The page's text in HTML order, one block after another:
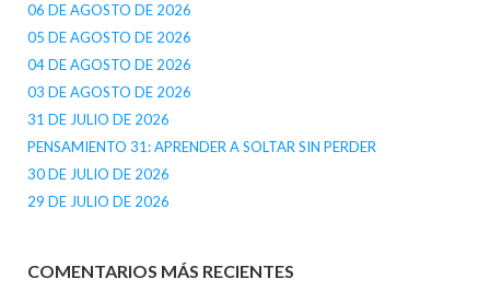
06 DE AGOSTO DE 2026
05 DE AGOSTO DE 2026
04 DE AGOSTO DE 2026
03 DE AGOSTO DE 2026
31 DE JULIO DE 2026
PENSAMIENTO 31: APRENDER A SOLTAR SIN PERDER
30 DE JULIO DE 2026
29 DE JULIO DE 2026
COMENTARIOS MÁS RECIENTES